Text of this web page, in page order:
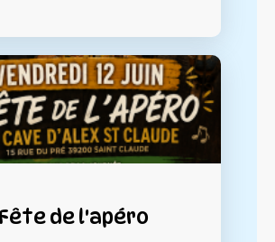
Fête de l'apéro